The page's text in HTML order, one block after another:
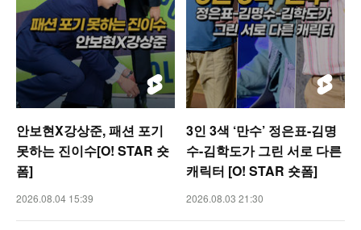
안보현X강상준, 패션 포기
못하는 진이수[O! STAR 숏
폼]
2026.08.04 15:39
3인 3색 ‘만수’ 정은표-김명
수-김학도가 그린 서로 다른
캐릭터 [O! STAR 숏폼]
2026.08.03 21:30